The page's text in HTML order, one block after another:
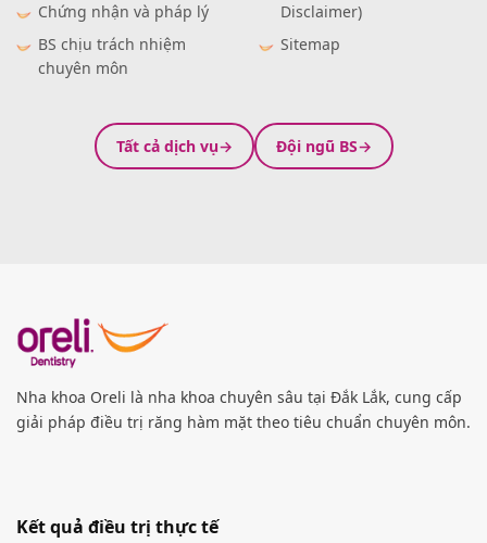
Chứng nhận và pháp lý
BS chịu trách nhiệm
chuyên môn
Disclaimer)
Sitemap
Tất cả dịch vụ Đội ngũ BS
Nha khoa Oreli là nha khoa chuyên sâu tại Đắk Lắk, cung cấp
giải pháp điều trị răng hàm mặt theo tiêu chuẩn chuyên môn.
Kết quả điều trị thực tế